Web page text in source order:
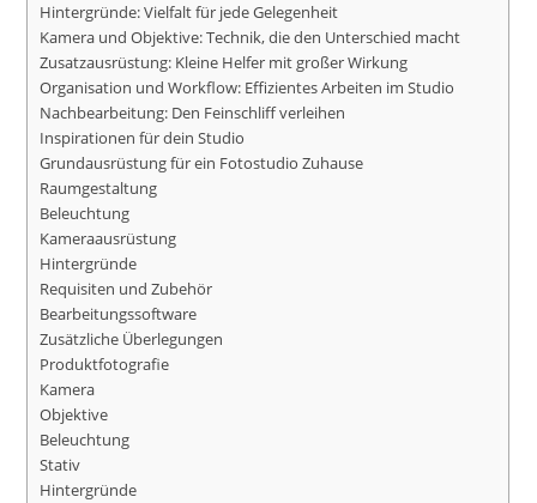
Hintergründe: Vielfalt für jede Gelegenheit
Kamera und Objektive: Technik, die den Unterschied macht
Zusatzausrüstung: Kleine Helfer mit großer Wirkung
Organisation und Workflow: Effizientes Arbeiten im Studio
Nachbearbeitung: Den Feinschliff verleihen
Inspirationen für dein Studio
Grundausrüstung für ein Fotostudio Zuhause
Raumgestaltung
Beleuchtung
Kameraausrüstung
Hintergründe
Requisiten und Zubehör
Bearbeitungssoftware
Zusätzliche Überlegungen
Produktfotografie
Kamera
Objektive
Beleuchtung
Stativ
Hintergründe